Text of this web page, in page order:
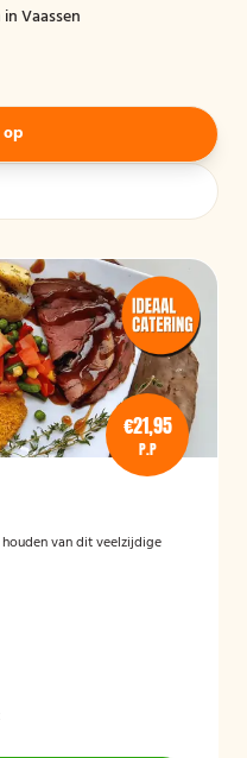
Vaassen
€21,95
P.P
van dit veelzijdige